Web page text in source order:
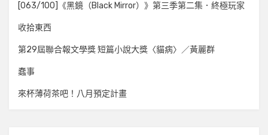
[063/100]《黑鏡（Black Mirror）》第三季第二集．終極玩家
收拾東西
第29屆聯合報文學獎 短篇小說大獎〈貓病〉／黃麗群
蠢事
來杯薄荷茶吧！八月預定計畫